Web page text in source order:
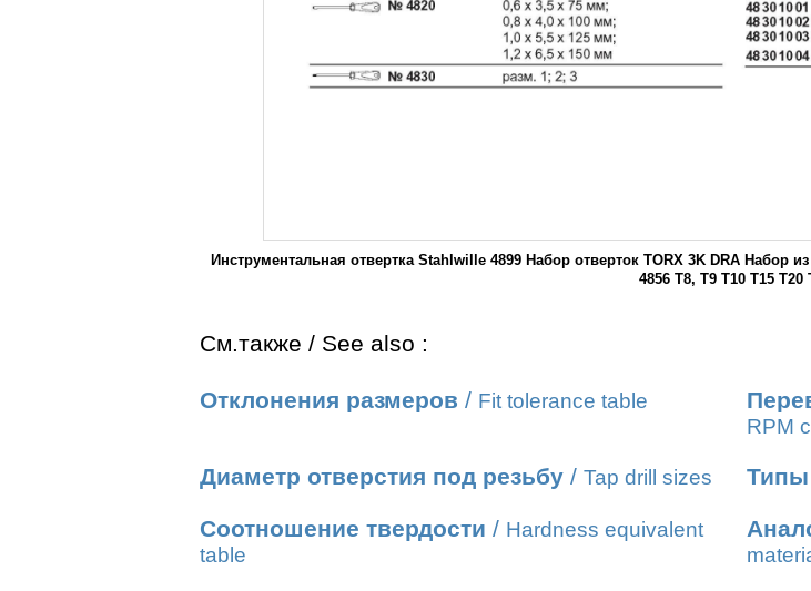
Инструментальная отвертка Stahlwille 4899 Набор отверток TORX 3K DRA Набор
4856 T8, T9 T10 T15 T20
См.также / See also :
Отклонения размеров / Fit tolerance table
RPM
Диаметр отверстия под резьбу / Tap drill sizes Типы
Соотношение твердости / Hardness equivalent
table